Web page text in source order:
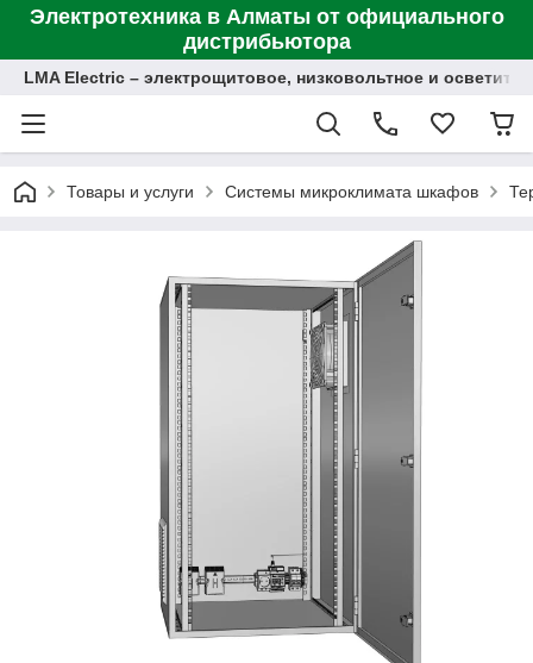
Электротехника в Алматы от официального
дистрибьютора
LMA Electric – электрощитовое, низковольтное и
Товары и услуги Системы микроклимата шкафов